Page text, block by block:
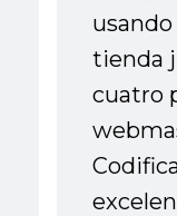
tienda
cuatro